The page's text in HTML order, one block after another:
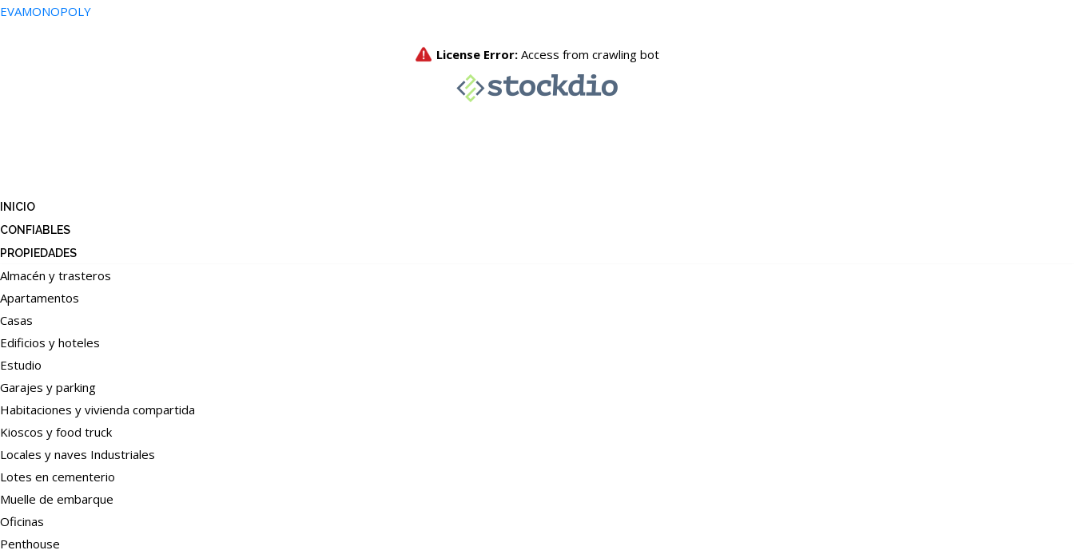
EVAMONOPOLY
INICIO
CONFIABLES
PROPIEDADES
Almacén y trasteros
Apartamentos
Casas
Edificios y hoteles
Estudio
Garajes y parking
Habitaciones y vivienda compartida
Kioscos y food truck
Locales y naves Industriales
Lotes en cementerio
Muelle de embarque
Oficinas
Penthouse